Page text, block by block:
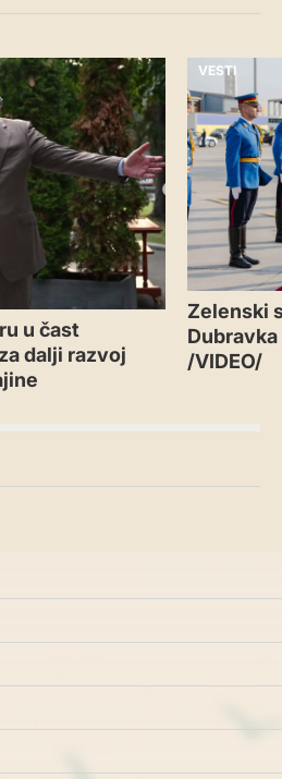
u čast
dalji razvoj
VESTI
Zelenski
/VIDEO/